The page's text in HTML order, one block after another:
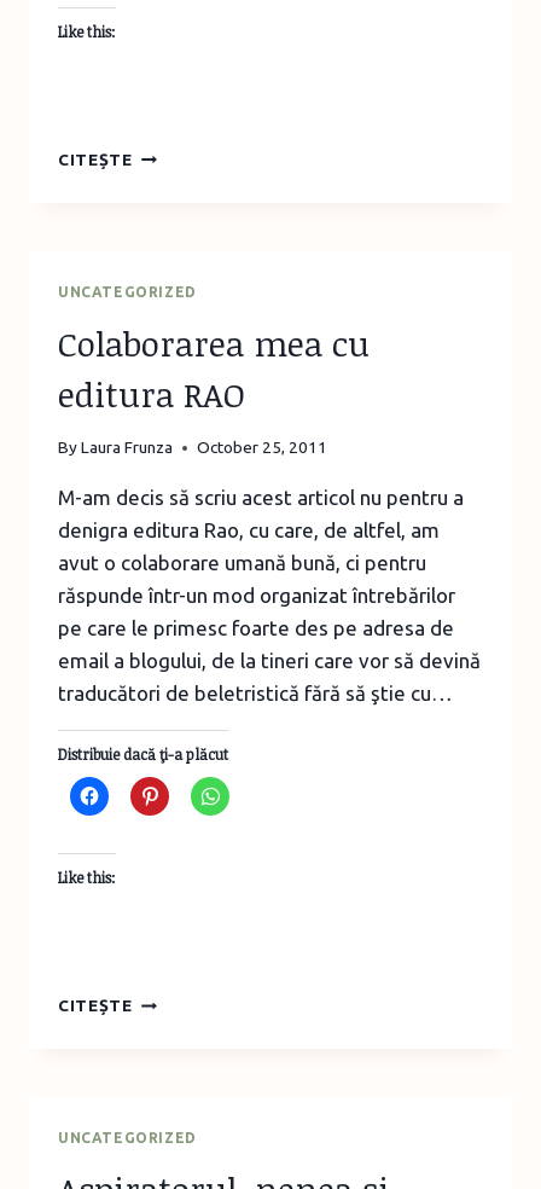
Like this:
CITEȘTESUVENIR
UNCATEGORIZED
Colaborarea mea cu
editura RAO
ByLaura Frunza October 25, 2011
M-am decis să scriu acest articol nu pentru a
denigra editura Rao, cu care, de altfel, am
avut o colaborare umană bună, ci pentru
răspunde într-un mod organizat întrebărilor
pe care le primesc foarte des pe adresa de
email a blogului, de la tineri care vor să devină
traducători de beletristică fără să ştie cu…
Distribuie dacă ţi-a plăcut
Like this:
CITEȘTECOLABORAREA
UNCATEGORIZED